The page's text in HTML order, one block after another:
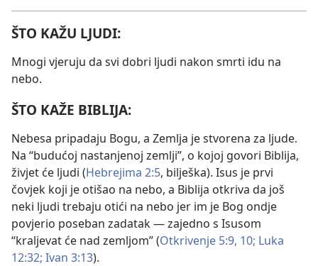
ŠTO KAŽU LJUDI:
Mnogi vjeruju da svi dobri ljudi nakon smrti idu na
nebo.
ŠTO KAŽE BIBLIJA:
Nebesa pripadaju Bogu, a Zemlja je stvorena za ljude.
Na “budućoj nastanjenoj zemlji”, o kojoj govori Biblija,
živjet će ljudi (Hebrejima 2:5, bilješka). Isus je prvi
čovjek koji je otišao na nebo, a Biblija otkriva da još
neki ljudi trebaju otići na nebo jer im je Bog ondje
povjerio poseban zadatak — zajedno s Isusom
“kraljevat će nad zemljom” (Otkrivenje 5:9, 10; Luka
12:32; Ivan 3:13).